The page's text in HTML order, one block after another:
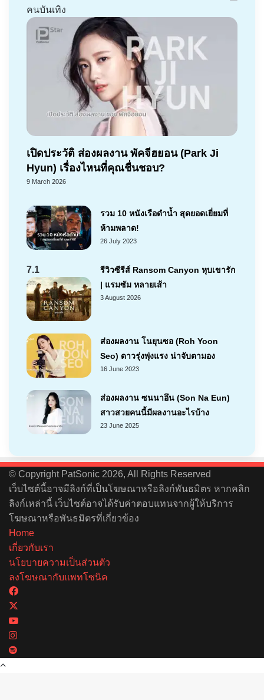
คนบันเทิง
เปิดประวัติ ส่องผลงาน พัคจีฮยอน (Park Ji
Hyun) เรื่องไหนที่คุณชื่นชอบ?
9 March 2026
รวม 10 หนังเรือดำน้ำ สุดยอดเยี่ยมที่
ห้ามพลาด!
26 July 2023
7.1
รีวิวซีรีส์ Ransom Canyon หุบเขารัก
| แรมซัม หลายเส้า
3 August 2026
ส่องผลงาน โนยุนซอ (Roh Yoon
Seo) ดาวรุ่งพุ่งแรง น่าจับตามอง
16 June 2023
ส่องผลงาน ซนนาอึน (Son Na Eun)
สาวสวยคนนี้มีผลงานอะไรบ้าง
23 June 2025
© Copyright PatSonic 2026, All Rights Reserved
เว็บไซต์นี้อาจมีลิงก์ที่เป็นโฆษณาหรือลิงก์พันธมิตร หากคลิก
ลิงก์เหล่านี้ เว็บไซต์อาจได้รับค่าตอบแทนจากผู้ให้บริการ
โฆษณาหรือพันธมิตรที่เกี่ยวข้อง
Home
เกี่ยวกับเรา
นโยบายความเป็นส่วนตัว
ลงโฆษณากับแพทโซนิค